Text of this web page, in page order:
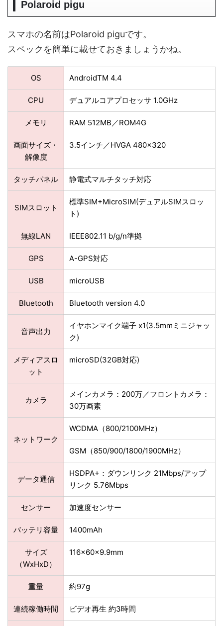
Polaroid pigu
スマホの名前はPolaroid piguです。
スペックを簡単に載せておきましょうかね。
OS AndroidTM 4.4
CPU デュアルコアプロセッサ 1.0GHz
メモリ RAM 512MB／ROM4G
画面サイズ・
解像度
3.5インチ／HVGA 480×320
タッチパネル 静電式マルチタッチ対応
SIMスロット
標準SIM+MicroSIM(デュアルSIMスロッ
ト)
無線LAN IEEE802.11 b/g/n準拠
GPS A-GPS対応
USB microUSB
Bluetooth Bluetooth version 4.0
音声出力
イヤホンマイク端子 x1(3.5mmミニジャッ
ク)
メディアスロ
ット
microSD(32GB対応)
カメラ
メインカメラ：200万／フロントカメラ：
30万画素
ネットワーク
WCDMA（800/2100MHz）
GSM（850/900/1800/1900MHz）
データ通信
HSDPA+：ダウンリンク 21Mbps/アップ
リンク 5.76Mbps
センサー 加速度センサー
バッテリ容量 1400mAh
サイズ
（WxHxD）
116×60×9.9mm
重量 約97g
連続稼働時間 ビデオ再生 約3時間